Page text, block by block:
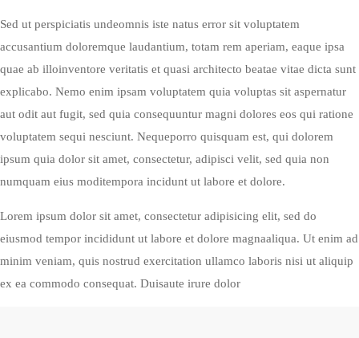
Sed ut perspiciatis undeomnis iste natus error sit voluptatem
accusantium doloremque laudantium, totam rem aperiam, eaque ipsa
quae ab illoinventore veritatis et quasi architecto beatae vitae dicta sunt
explicabo. Nemo enim ipsam voluptatem quia voluptas sit aspernatur
aut odit aut fugit, sed quia consequuntur magni dolores eos qui ratione
voluptatem sequi nesciunt. Nequeporro quisquam est, qui dolorem
ipsum quia dolor sit amet, consectetur, adipisci velit, sed quia non
numquam eius moditempora incidunt ut labore et dolore.
Lorem ipsum dolor sit amet, consectetur adipisicing elit, sed do
eiusmod tempor incididunt ut labore et dolore magnaaliqua. Ut enim ad
minim veniam, quis nostrud exercitation ullamco laboris nisi ut aliquip
ex ea commodo consequat. Duisaute irure dolor